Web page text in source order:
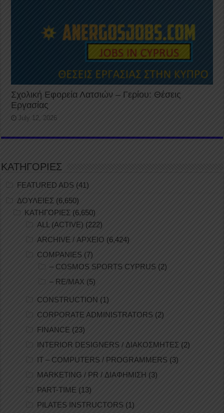
Σχολική Εφορεία Λατσιών – Γερίου: Θέσεις
Εργασίας
July 12, 2026
ΚΑΤΗΓΟΡΙΕΣ
FEATURED ADS (41)
ΔΟΥΛΕΙΕΣ (6,650)
ΚΑΤΗΓΟΡΙΕΣ (6,650)
ALL (ACTIVE) (222)
ARCHIVE / ΑΡΧΕΙΟ (6,424)
COMPANIES (7)
– COSMOS SPORTS CYPRUS (2)
– RE/MAX (5)
CONSTRUCTION (1)
CORPORATE ADMINISTRATORS (2)
FINANCE (23)
INTERIOR DESIGNERS / ΔΙΑΚΟΣΜΗΤΕΣ (2)
IT – COMPUTERS / PROGRAMMERS (3)
MARKETING / PR / ΔΙΑΦΗΜΙΣΗ (3)
PART-TIME (13)
PILATES INSTRUCTORS (1)